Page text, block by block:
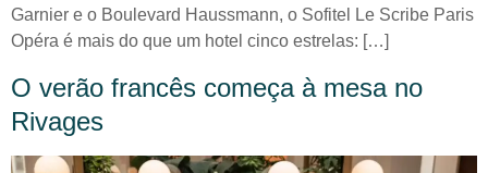
Garnier e o Boulevard Haussmann, o Sofitel Le Scribe Paris
Opéra é mais do que um hotel cinco estrelas: […]
O verão francês começa à mesa no
Rivages